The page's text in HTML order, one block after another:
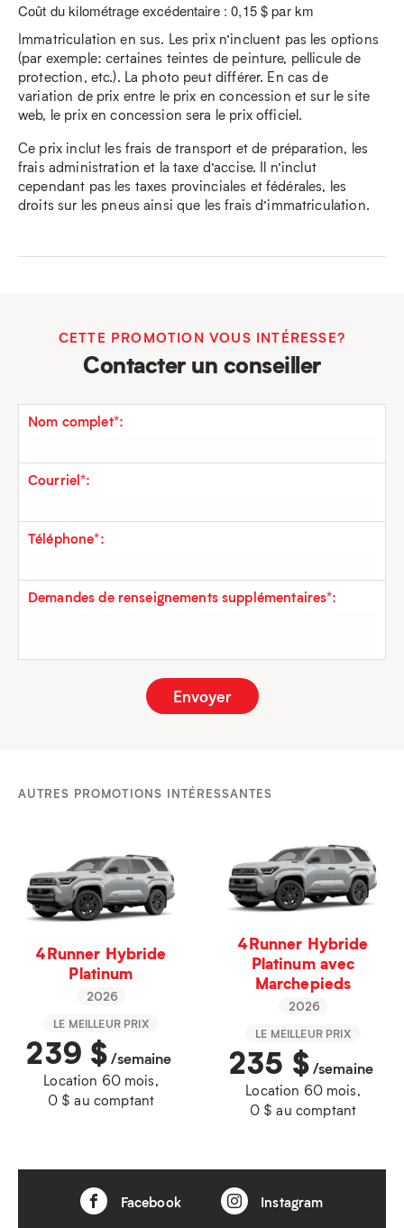
Coût du kilométrage excédentaire : 0,15 $ par km
Immatriculation en sus. Les prix n’incluent pas les options
(par exemple: certaines teintes de peinture, pellicule de
protection, etc.). La photo peut différer. En cas de
variation de prix entre le prix en concession et sur le site
web, le prix en concession sera le prix officiel.
Ce prix inclut les frais de transport et de préparation, les
frais administration et la taxe d’accise. Il n’inclut
cependant pas les taxes provinciales et fédérales, les
droits sur les pneus ainsi que les frais d’immatriculation.
CETTE PROMOTION VOUS INTÉRESSE?
Contacter un conseiller
Nom complet*:
Courriel*:
Téléphone*:
Demandes de renseignements supplémentaires*:
AUTRES PROMOTIONS INTÉRESSANTES
4Runner Hybride
Platinum
2026
LE MEILLEUR PRIX
239 $/semaine
Location 60 mois,
0 $ au comptant
4Runner Hybride
Platinum avec
Marchepieds
2026
LE MEILLEUR PRIX
235 $/semaine
Location 60 mois,
0 $ au comptant
Facebook Instagram